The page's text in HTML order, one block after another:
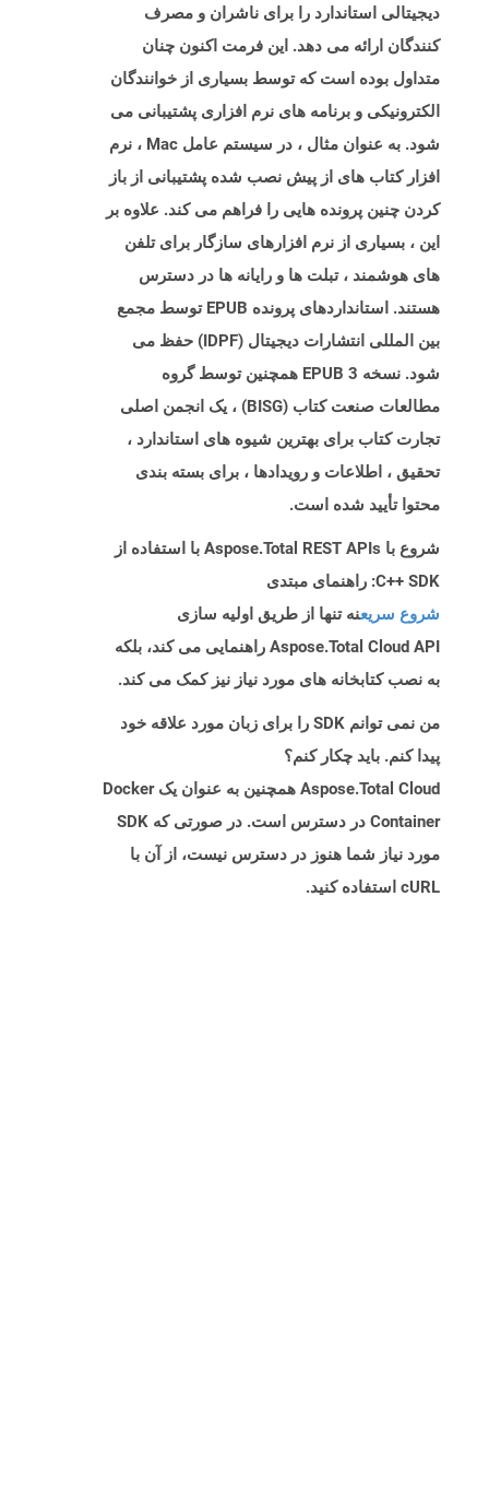
دیجیتالی استاندارد را برای ناشران و مصرف
کنندگان ارائه می دهد. این فرمت اکنون چنان
متداول بوده است که توسط بسیاری از خوانندگان
الکترونیکی و برنامه های نرم افزاری پشتیبانی می
شود. به عنوان مثال ، در سیستم عامل Mac ، نرم
افزار کتاب های از پیش نصب شده پشتیبانی از باز
کردن چنین پرونده هایی را فراهم می کند. علاوه بر
این ، بسیاری از نرم افزارهای سازگار برای تلفن
های هوشمند ، تبلت ها و رایانه ها در دسترس
هستند. استانداردهای پرونده EPUB توسط مجمع
بین المللی انتشارات دیجیتال (IDPF) حفظ می
شود. نسخه EPUB 3 همچنین توسط گروه
مطالعات صنعت کتاب (BISG) ، یک انجمن اصلی
تجارت کتاب برای بهترین شیوه های استاندارد ،
تحقیق ، اطلاعات و رویدادها ، برای بسته بندی
محتوا تأیید شده است.
شروع با Aspose.Total REST APIs با استفاده از
C++ SDK: راهنمای مبتدی
شروع سریعنه تنها از طریق اولیه سازی
Aspose.Total Cloud API راهنمایی می کند، بلکه
به نصب کتابخانه های مورد نیاز نیز کمک می کند.
من نمی توانم SDK را برای زبان مورد علاقه خود
پیدا کنم. باید چکار کنم؟
Aspose.Total Cloud همچنین به عنوان یک Docker
Container در دسترس است. در صورتی که SDK
مورد نیاز شما هنوز در دسترس نیست، از آن با
cURL استفاده کنید.